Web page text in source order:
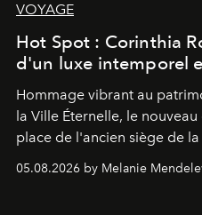
VOYAGE
Hot Spot : Corinthia
d'un luxe intemporel
Hommage vibrant au
la Ville Éternelle, le
place de l'ancien siège de
de vivre Romain dans toute
05.08.2026 by Melanie